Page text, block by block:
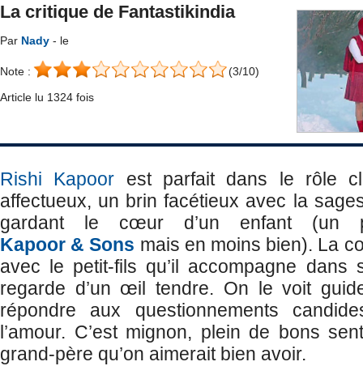
La critique de Fantastikindia
Par Nady - le
Note :
(3/10)
Article lu 1324 fois
Rishi Kapoor est parfait dans le rôle
affectueux, un brin facétieux avec la
gardant le cœur d’un enfant (un
Kapoor & Sons mais en moins bien). La
avec le petit-fils qu’il accompagne dans
regarde d’un œil tendre. On le voit
répondre aux questionnements
l’amour. C’est mignon, plein de bons
grand-père qu’on aimerait bien avoir.